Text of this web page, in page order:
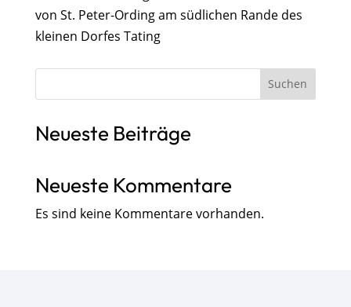
von St. Peter-Ording am südlichen Rande des
kleinen Dorfes Tating
Suchen
Neueste Beiträge
Neueste Kommentare
Es sind keine Kommentare vorhanden.